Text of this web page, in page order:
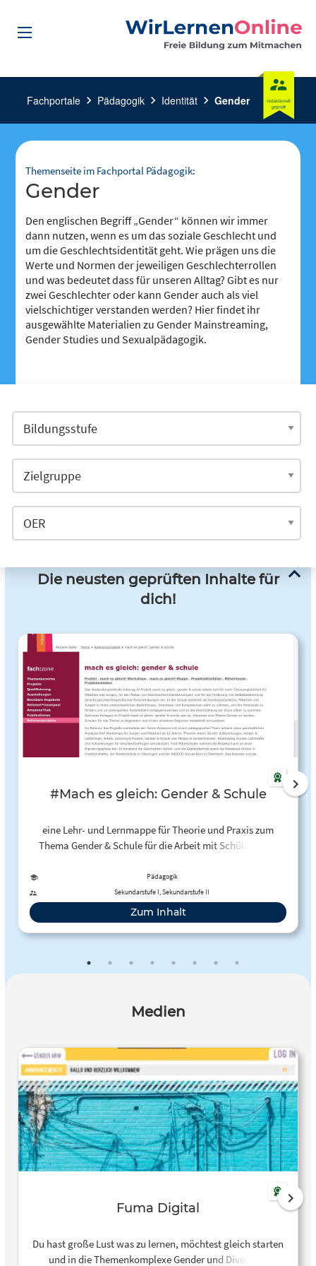
Fachportale chevron_right Pädagogik chevron_right Identität chevron_right Gender
Themenseite im Fachportal Pädagogik:
Gender
Den englischen Begriff „Gender“ können wir immer
dann nutzen, wenn es um das soziale Geschlecht und
um die Geschlechtsidentität geht. Wie prägen uns die
Werte und Normen der jeweiligen Geschlechterrollen
und was bedeutet dass für unseren Alltag? Gibt es nur
zwei Geschlechter oder kann Gender auch als viel
vielschichtiger verstanden werden? Hier findet ihr
ausgewählte Materialien zu Gender Mainstreaming,
Gender Studies und Sexualpädagogik.
Die neusten geprüften Inhalte für
dich!
#Mach es gleich: Gender & Schule
eine Lehr- und Lernmappe für Theorie und Praxis zum
Thema Gender & Schule für die Arbeit mit Schülerinnen
Pädagogik
Sekundarstufe I, Sekundarstufe II
Zum Inhalt
Medien
Fuma Digital
Du hast große Lust was zu lernen, möchtest gleich starten
und in die Themenkomplexe Gender und Diversität